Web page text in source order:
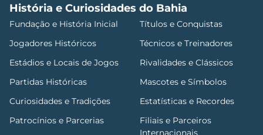
História e Curiosidades do Bahia
Fundação e História Inicial
Títulos e Conquistas
Jogadores Históricos
Técnicos e Treinadores
Estádios e Locais de Jogos
Rivalidades e Clássicos
Partidas Históricas
Mascotes e Símbolos
Curiosidades e Tradições
Estatísticas e Recordes
Patrocínios e Parcerias
Filiais e Parceiros
Internacionais